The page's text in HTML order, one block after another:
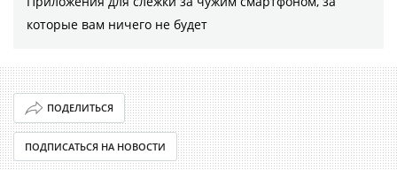
которые вам ничего не будет
ПОДЕЛИТЬСЯ
ПОДПИСАТЬСЯ НА НОВОСТИ